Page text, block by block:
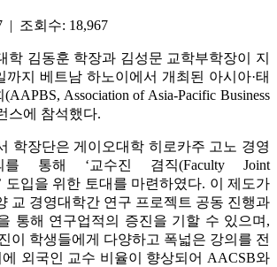
| 조회수: 18,967
학 김동훈 학장과 김성문 교학부학장이 지
까지 베트남 하노이에서 개최된 아시아·태
Association of Asia-Pacific Business
스에 참석했다.
학장단은 게이오대학 히로카주 고노 경영
를 통해 ‘교수진 겸직(Faculty Joint
도입을 위한 토대를 마련하였다. 이 제도가
교 경영대학간 연구 프로젝트 공동 진행과
통해 연구업적의 증진을 기할 수 있으며,
이 학생들에게 다양하고 폭넓은 강의를 전
외국인 교수 비율이 향상되어 AACSB와